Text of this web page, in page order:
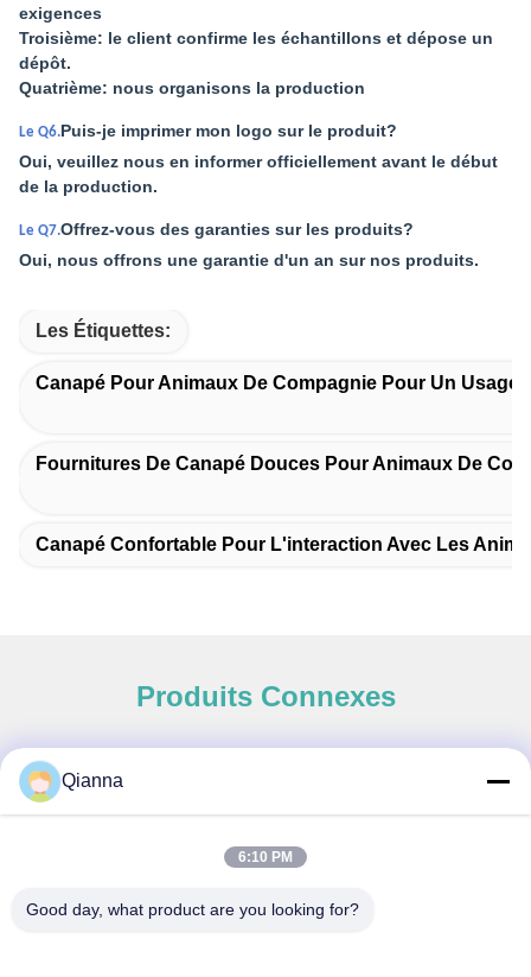
exigences
Troisième: le client confirme les échantillons et dépose un
dépôt.
Quatrième: nous organisons la production
Le Q6.Puis-je imprimer mon logo sur le produit?
Oui, veuillez nous en informer officiellement avant le début
de la production.
Le Q7.Offrez-vous des garanties sur les produits?
Oui, nous offrons une garantie d'un an sur nos produits.
Les Étiquettes:
Canapé Pour Animaux De Compagnie Pour Un Usage
Fournitures De Canapé Douces Pour Animaux De
Canapé Confortable Pour L'interaction Avec Les
Produits Connexes
No 793 rue Tongren, ville de Tongxiang, province du
Qianna
6:10 PM
Good day, what product are you looking for?